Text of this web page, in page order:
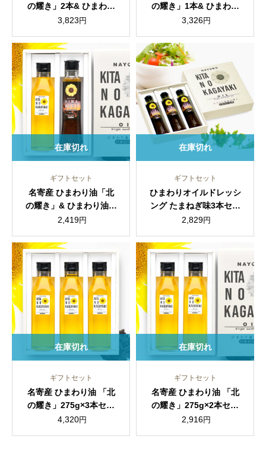
の耀き」2本& ひまわり
油ドレッシング1本セッ
3,823 円
の耀き」1本& ひまわり
油ドレッシング2本セッ
3,326円
ギフトセット
名寄産 ひまわり油「北
の耀き」& ひまわり油ド
レッシングセット（化粧
2,419円
在庫切れ
ギフトセット
ひまわりオイルドレッシ
ング たまねぎ味3本セッ
ト（化粧箱入）
2,829円
在庫切れ
ギフトセット
名寄産 ひまわり油 「北
の耀き」275g×3本セッ
ト（化粧箱入）
4,320円
在庫切れ
ギフトセット
名寄産 ひまわり油 「北
の耀き」275g×2本セッ
ト（化粧箱入）
2,916円
在庫切れ